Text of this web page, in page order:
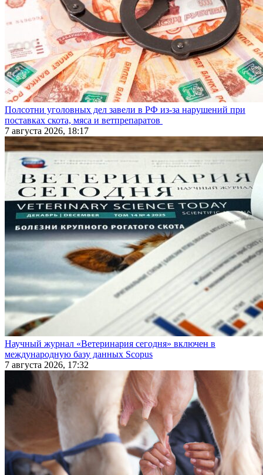
Полсотни уголовных дел завели в РФ из-за нарушений при
поставках скота, мяса и ветпрепаратов
7 августа 2026, 18:17
Научный журнал «Ветеринария сегодня» включен в
международную базу данных Scopus
7 августа 2026, 17:32